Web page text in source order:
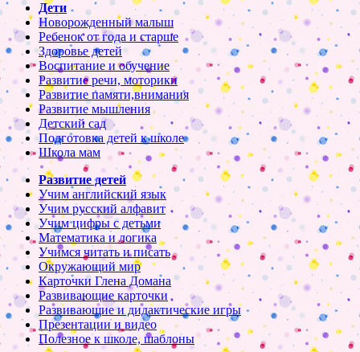
Дети
Новорожденный малыш
Ребенок от года и старше
Здоровье детей
Воспитание и обучение
Развитие речи, моторики
Развитие памяти,внимания
Развитие мышления
Детский сад
Подготовка детей к школе
Школа мам
Развитие детей
Учим английский язык
Учим русский алфавит
Учим цифры с детьми
Математика и логика
Учимся читать и писать
Окружающий мир
Карточки Глена Домана
Развивающие карточки
Развивающие и дидактические игры
Презентации и видео
Полезное к школе, шаблоны